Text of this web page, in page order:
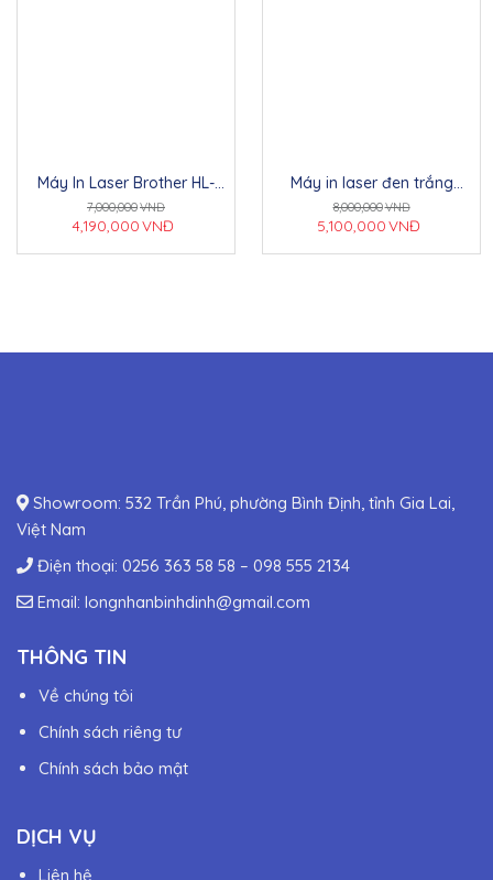
Máy In Laser Brother HL-
L2366DW (In 2 Mặt, Wifi)
7,000,000VNĐ
4,190,000 VNĐ
Máy in laser đen trắng
Canon LBP122DW (In đảo
mặt| A4| A5| USB| LAN| WIFI)
8,000,000VNĐ
5,100,000 VNĐ
Showroom: 532 Trần Phú, phường Bình Định, tỉnh Gia Lai,
Việt Nam
Điện thoại: 0256 363 58 58 – 098 555 2134
Email: longnhanbinhdinh@gmail.com
THÔNG TIN
Về chúng tôi
Chính sách riêng tư
Chính sách bảo mật
DỊCH VỤ
Liên hệ